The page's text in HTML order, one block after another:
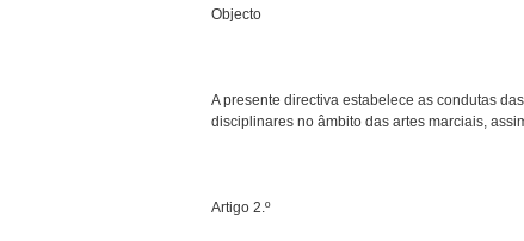
Objecto
A presente directiva estabelece as condutas
disciplinares no âmbito das artes marciais,
Artigo 2.º